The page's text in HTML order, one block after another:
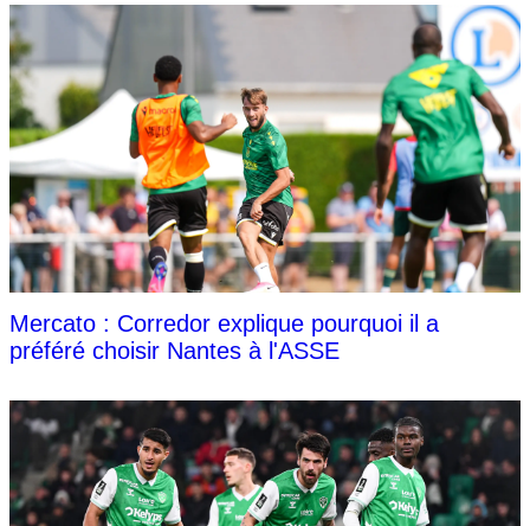
Mercato : Corredor explique pourquoi il a
préféré choisir Nantes à l'ASSE